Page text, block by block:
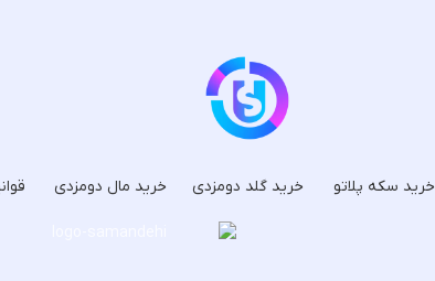
خرید سکه پلاتو خرید گلد دومزدی خرید مال دومزدی